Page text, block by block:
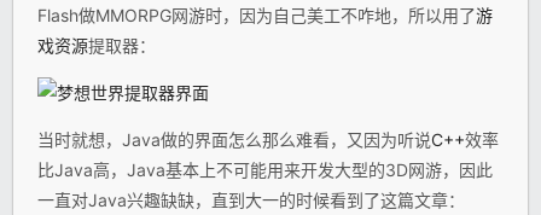
Flash做MMORPG网游时，因为自己美工不咋地，所以用了游
戏资源提取器：
当时就想，Java做的界面怎么那么难看，又因为听说C++效率
比Java高，Java基本上不可能用来开发大型的3D网游，因此
一直对Java兴趣缺缺，直到大一的时候看到了这篇文章：